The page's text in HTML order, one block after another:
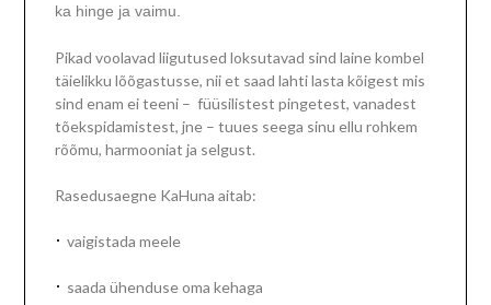
ka hinge ja vaimu.
Pikad voolavad liigutused loksutavad sind laine kombel
täielikku lõõgastusse, nii et saad lahti lasta kõigest mis
sind enam ei teeni – füüsilistest pingetest, vanadest
tõekspidamistest, jne – tuues seega sinu ellu rohkem
rõõmu, harmooniat ja selgust.
Rasedusaegne KaHuna aitab:
· vaigistada meele
· saada ühenduse oma kehaga